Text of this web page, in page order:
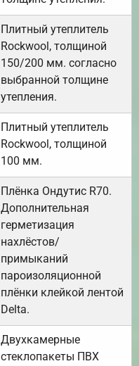
Плитный утеплитель
Rockwool, толщиной
150/200 мм. согласно
выбранной толщине
утепления.
Плитный утеплитель
Rockwool, толщиной
100 мм.
Плёнка Ондутис R70.
Дополнительная
герметизация
нахлёстов/
примыканий
пароизоляционной
плёнки клейкой лентой
Delta.
Двухкамерные
стеклопакеты ПВХ